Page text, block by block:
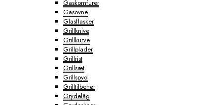
Gaskomfurer
Gasovne
Glasflasker
Grillknive
Grillkurve
Grillplader
Grillrist
Grillsæt
Grillspyd
Grilltilbehør
Grydelåg